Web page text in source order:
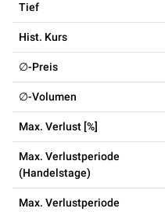
Tief
Hist. Kurs
∅-Preis
∅-Volumen
Max. Verlust [%]
Max. Verlustperiode
(Handelstage)
Max. Verlustperiode